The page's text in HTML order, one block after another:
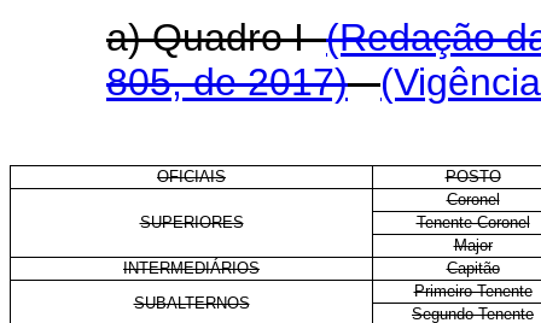
a) Quadro I(Redação
805, de 2017)
OFICIAIS POSTO
SUPERIORES
Coronel
Tenente-Coronel
Major
INTERMEDIÁRIOS
Capitão
SUBALTERNOS
Primeiro-Tenente
Segundo-Tenente